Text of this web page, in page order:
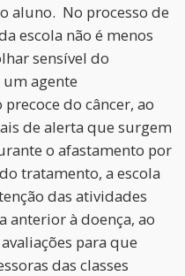
aluno. No processo de
escola não é menos
sensível do
agente
do câncer, ao
de alerta que surgem
o afastamento por
tratamento, a escola
das atividades
anterior à doença, ao
para que
das classes